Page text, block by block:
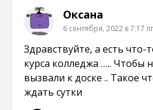
Оксана
6 сентября, 2022 в 7:17
Здравствуйте, а есть что-
курса колледжа ….. Чтобы
вызвали к доске .. Такое
ждать сутки